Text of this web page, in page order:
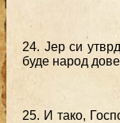
24. Јер си
буде народ
25. И тако,